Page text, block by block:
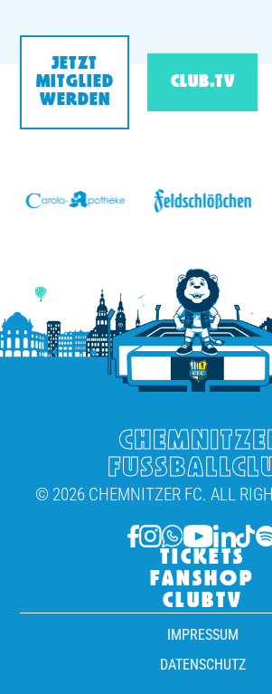
JETZT
MITGLIED
WERDEN
CLUB.TV
© 2026 CHEMNITZER FC. ALL
TICKETS
FANSHOP
CLUBTV
IMPRESSUM
DATENSCHUTZ